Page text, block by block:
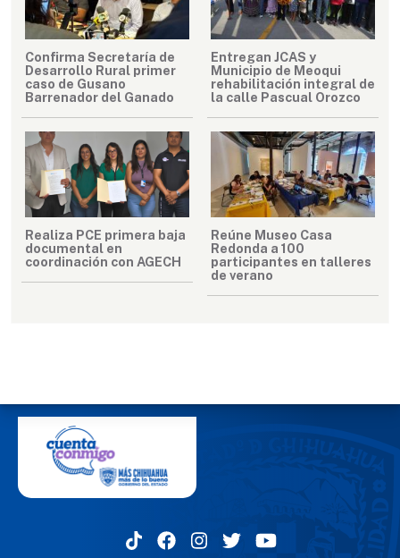
Confirma Secretaría de
Desarrollo Rural primer
caso de Gusano
Barrenador del Ganado
Entregan JCAS y
Municipio de Meoqui
rehabilitación integral de
la calle Pascual Orozco
Realiza PCE primera baja
documental en
coordinación con AGECH
Reúne Museo Casa
Redonda a 100
participantes en talleres
de verano